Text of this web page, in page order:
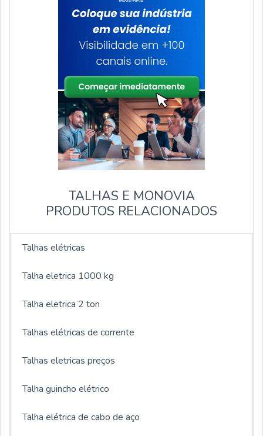
TALHAS E MONOVIA
PRODUTOS RELACIONADOS
Talhas elétricas
Talha eletrica 1000 kg
Talha eletrica 2 ton
Talhas elétricas de corrente
Talhas eletricas preços
Talha guincho elétrico
Talha elétrica de cabo de aço